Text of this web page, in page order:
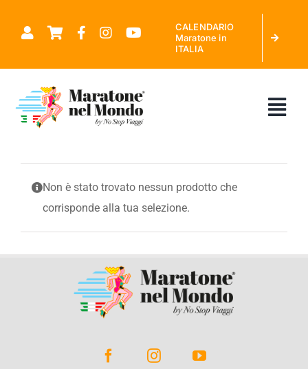
CALENDARIO
Maratone in
ITALIA
CHI SIAMO
MARATONE NEL MONDO
CALENDARIO MARATONE IN ITALIA
RICHIEDI PREVENTIVO
Non è stato trovato nessun prodotto che
corrisponde alla tua selezione.